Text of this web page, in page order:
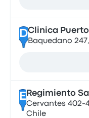
DClinica
Baquedano
E Regimiento
Cervantes 402-
Chile